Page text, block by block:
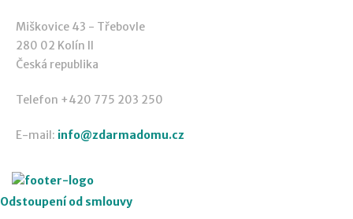
Miškovice 43 - Třebovle
280 02 Kolín II
Česká republika
Telefon +420 775 203 250
E-mail: info@zdarmadomu.cz
Odstoupení od smlouvy